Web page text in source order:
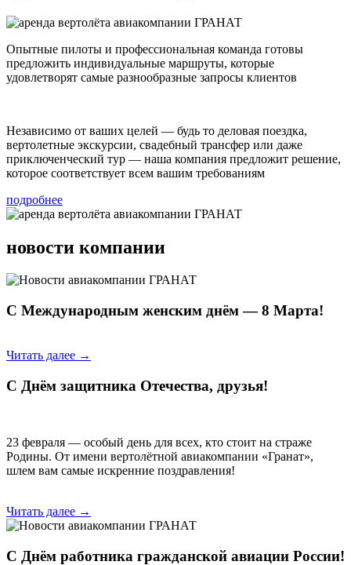
Опытные пилоты и профессиональная команда готовы
предложить индивидуальные маршруты, которые
удовлетворят самые разнообразные запросы клиентов
Независимо от ваших целей — будь то деловая поездка,
вертолетные экскурсии, свадебный трансфер или даже
приключенческий тур — наша компания предложит решение,
которое соответствует всем вашим требованиям
подробнее
новости компании
С Международным женским днём — 8 Марта!
Читать далее →
С Днём защитника Отечества, друзья!
23 февраля — особый день для всех, кто стоит на страже
Родины. От имени вертолётной авиакомпании «Гранат»,
шлем вам самые искренние поздравления!
Читать далее →
С Днём работника гражданской авиации России!